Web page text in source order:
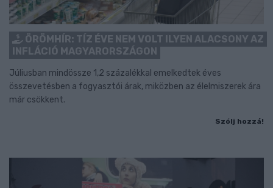
ÖRÖMHÍR: TÍZ ÉVE NEM VOLT ILYEN ALACSONY AZ
INFLÁCIÓ MAGYARORSZÁGON
Júliusban mindössze 1,2 százalékkal emelkedtek éves
összevetésben a fogyasztói árak, miközben az élelmiszerek ára
már csökkent.
Szólj hozzá!